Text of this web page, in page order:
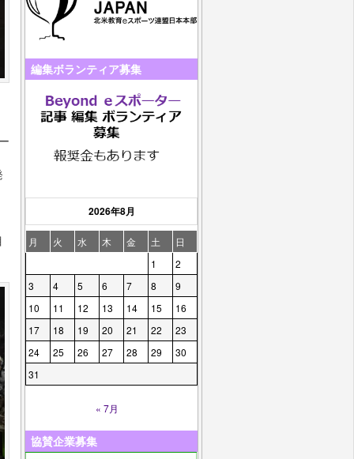
編集ボランティア募集
2026年8月
月 火 水 木 金 土
日
1
2
3
4 5 6 7 8
9
10
11 12 13 14 15
16
17
18 19 20 21 22
23
24
25 26 27 28 29
30
31
« 7月
協賛企業募集